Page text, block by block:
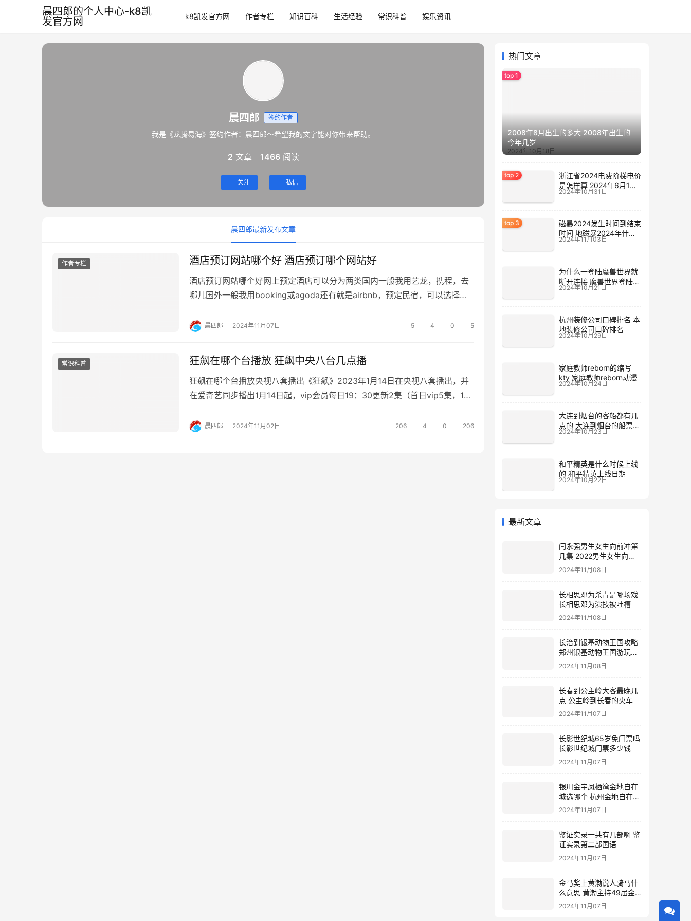
晨四郎的个人中心-k8凯
发官方网
k8凯发官方网 作者专栏 知识百科 生活经验 常识科普 娱乐资讯
晨四郎 签约作者
我是《龙腾易海》签约作者：晨四郎～希望我的文字能对你带来帮助。
2 文章 1466 阅读
关注 私信
晨四郎最新发布文章
作者专栏 酒店预订网站哪个好 酒店预订哪个网站好
酒店预订网站哪个好网上预定酒店可以分为两类国内一般我用艺龙，携程，去
哪儿国外一般我用booking或agoda还有就是airbnb，预定民宿，可以选择预
些。国内哪个网站预订酒店比较可靠便宜目前国内有许多在线旅游平台提供酒
晨四郎 2024年11月07日 5 4 0 5
常识科普 狂飙在哪个台播放 狂飙中央八台几点播
狂飙在哪个台播放央视八套播出《狂飙》2023年1月14日在央视八套播出，并
在爱奇艺同步播出1月14日起，vip会员每日19：30更新2集（首日vip5集，1月
飙》在湖南卫视、东方卫视、浙江卫视、江苏卫视、北京卫视和中央电视台综
晨四郎 2024年11月02日 206 4 0 206
热门文章
2008年8月出生的多大 2008年出生的
今年几岁
2024年10月18日
浙江省2024电费阶梯电价
是怎样算 2024年6月1日
电费涨价
2024年10月31日
磁暴2024发生时间到结束
时间 地磁暴2024年什么
时候
2024年11月03日
为什么一登陆魔兽世界就
断开连接 魔兽世界登陆不
上去
2024年10月21日
杭州装修公司口碑排名 本
地装修公司口碑排名
2024年10月29日
家庭教师reborn的缩写
kty 家庭教师reborn动漫
2024年10月24日
大连到烟台的客船都有几
点的 大连到烟台的船票价
格
2024年10月23日
和平精英是什么时候上线
的 和平精英上线日期
2024年10月22日
最新文章
闫永强男生女生向前冲第
几集 2022男生女生向前
冲报名通道
2024年11月08日
长相思邓为杀青是哪场戏
长相思邓为演技被吐槽
2024年11月08日
长治到银基动物王国攻略
郑州银基动物王国游玩攻
略
2024年11月08日
长春到公主岭大客最晚几
点 公主岭到长春的火车
2024年11月07日
长影世纪城65岁免门票吗
长影世纪城门票多少钱
2024年11月07日
银川金宇凤栖湾金地自在
城选哪个 杭州金地自在城
地址
2024年11月07日
鉴证实录一共有几部啊 鉴
证实录第二部国语
2024年11月07日
金马奖上黄渤说人骑马什
么意思 黄渤主持49届金
马奖
2024年11月07日